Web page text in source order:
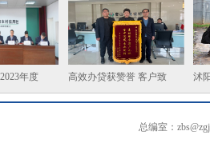
年度 高效办贷获赞誉 客户致 沭
总编室：